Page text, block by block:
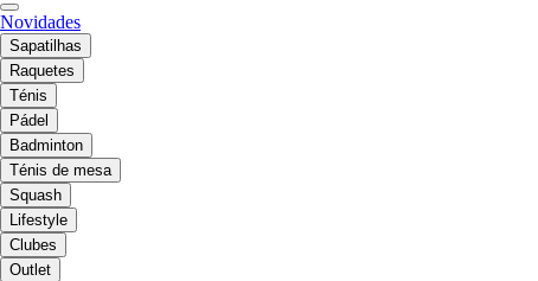
Novidades
Sapatilhas
Raquetes
Ténis
Pádel
Badminton
Ténis de mesa
Squash
Lifestyle
Clubes
Outlet